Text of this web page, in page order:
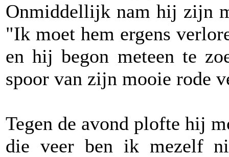
Onmiddellijk nam hij zijn
"Ik moet hem ergens
en hij begon meteen te
spoor van zijn mooie rode
Tegen de avond plofte hij
die veer ben ik mezelf